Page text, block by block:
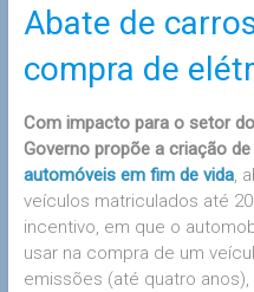
Abate de
compra de
Com impacto para o setor
Governo propõe a criação
automóveis em fim de vida,
veículos matriculados até
incentivo, em que o
usar na compra de um
emissões (até quatro